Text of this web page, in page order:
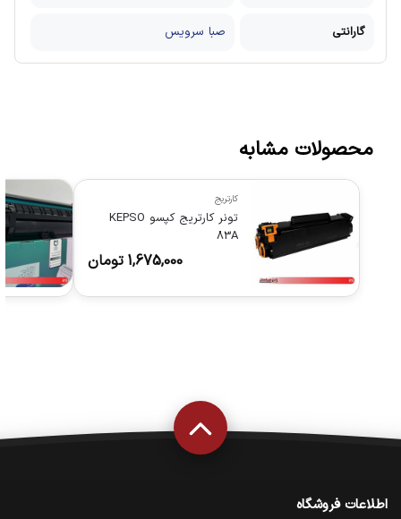
گارانتی صبا سرویس
محصولات مشابه
کارتریج
تونر کارتریج کپسو KEPSO
83A
1,675,000 تومان
اطلاعات فروشگاه